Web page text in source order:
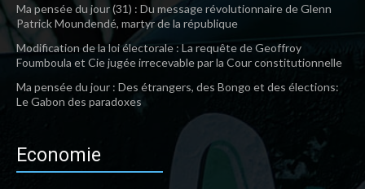
Ma pensée du jour (31) : Du message révolutionnaire de Glenn
Patrick Moundendé, martyr de la république
Modification de la loi électorale : La requête de Geoffroy
Foumboula et Cie jugée irrecevable par la Cour constitutionnelle
Ma pensée du jour : Des étrangers, des Bongo et des élections:
Le Gabon des paradoxes
Economie